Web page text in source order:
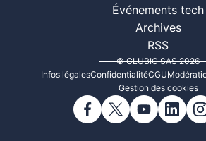
Événements tech
Archives
RSS
© CLUBIC SAS 2026
Infos légalesConfidentialitéCGU
Gestion des cookies